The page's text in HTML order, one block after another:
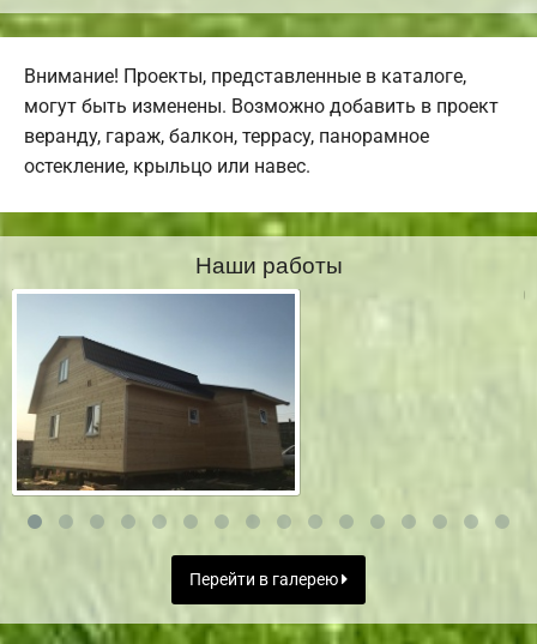
Внимание! Проекты, представленные в каталоге,
могут быть изменены. Возможно добавить в проект
веранду, гараж, балкон, террасу, панорамное
остекление, крыльцо или навес.
Наши работы
Перейти в галерею